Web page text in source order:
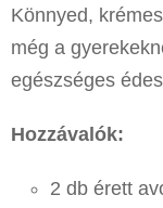
Könnyed,
még a
egészséges
Hozzávalók:
2 db érett